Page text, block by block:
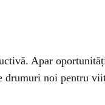
Apar
drumuri noi pentru